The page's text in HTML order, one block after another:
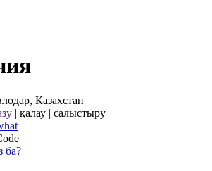
Казахстан
| қалау | салыстыру
ба?